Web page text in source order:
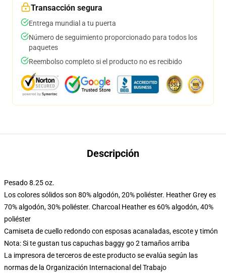
Transacción segura
Entrega mundial a tu puerta
Número de seguimiento proporcionado para todos los
paquetes
Reembolso completo si el producto no es recibido
Descripción
Pesado 8.25 oz.
Los colores sólidos son 80% algodón, 20% poliéster. Heather Grey es
70% algodón, 30% poliéster. Charcoal Heather es 60% algodón, 40%
poliéster
Camiseta de cuello redondo con esposas acanaladas, escote y timón
Nota: Si te gustan tus capuchas baggy go 2 tamaños arriba
La impresora de terceros de este producto se evalúa según las
normas de la Organización Internacional del Trabajo